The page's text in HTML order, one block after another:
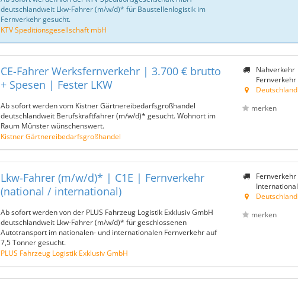
deutschlandweit Lkw-Fahrer (m/w/d)* für Baustellenlogistik im
Fernverkehr gesucht.
KTV Speditionsgesellschaft mbH
CE-Fahrer Werksfernverkehr | 3.700 € brutto
+ Spesen | Fester LKW
Ab sofort werden vom Kistner Gärtnereibedarfsgroßhandel
deutschlandweit Berufskraftfahrer (m/w/d)* gesucht. Wohnort im
Raum Münster wünschenswert.
Kistner Gärtnereibedarfsgroßhandel
Nahverkehr
Fernverkehr
Deutschland
merken
Lkw-Fahrer (m/w/d)* | C1E | Fernverkehr
(national / international)
Ab sofort werden von der PLUS Fahrzeug Logistik Exklusiv GmbH
deutschlandweit Lkw-Fahrer (m/w/d)* für geschlossenen
Autotransport im nationalen- und internationalen Fernverkehr auf
7,5 Tonner gesucht.
PLUS Fahrzeug Logistik Exklusiv GmbH
Fernverkehr
International
Deutschland
merken